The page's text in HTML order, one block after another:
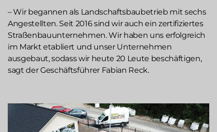
– Wir begannen als Landschaftsbaubetrieb mit sechs
Angestellten. Seit 2016 sind wir auch ein zertifiziertes
Straßenbauunternehmen. Wir haben uns erfolgreich
im Markt etabliert und unser Unternehmen
ausgebaut, sodass wir heute 20 Leute beschäftigen,
sagt der Geschäftsführer Fabian Reck.